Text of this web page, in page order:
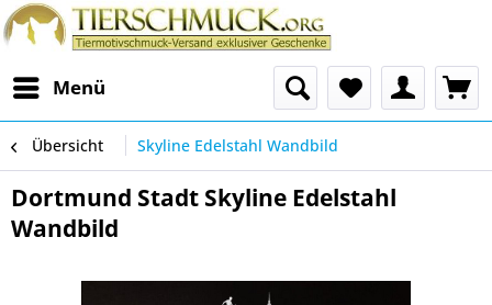
Menü
Übersicht Skyline Edelstahl Wandbild
Dortmund Stadt Skyline Edelstahl
Wandbild